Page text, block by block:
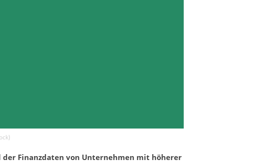
)
der Finanzdaten von Unternehmen mit höherer